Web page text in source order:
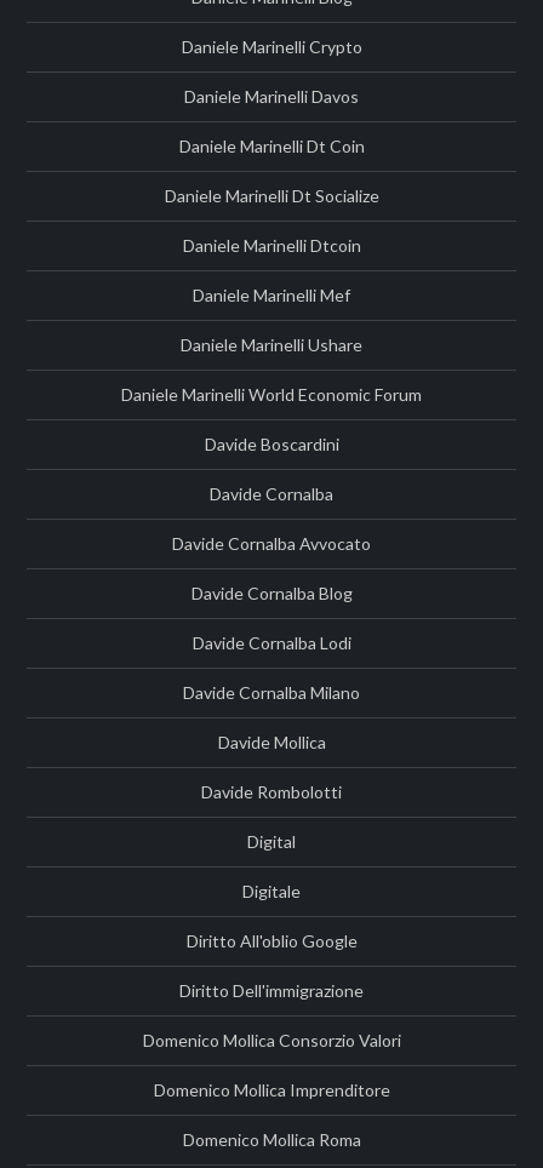
Daniele Marinelli Crypto
Daniele Marinelli Davos
Daniele Marinelli Dt Coin
Daniele Marinelli Dt Socialize
Daniele Marinelli Dtcoin
Daniele Marinelli Mef
Daniele Marinelli Ushare
Daniele Marinelli World Economic Forum
Davide Boscardini
Davide Cornalba
Davide Cornalba Avvocato
Davide Cornalba Blog
Davide Cornalba Lodi
Davide Cornalba Milano
Davide Mollica
Davide Rombolotti
Digital
Digitale
Diritto All'oblio Google
Diritto Dell'immigrazione
Domenico Mollica Consorzio Valori
Domenico Mollica Imprenditore
Domenico Mollica Roma